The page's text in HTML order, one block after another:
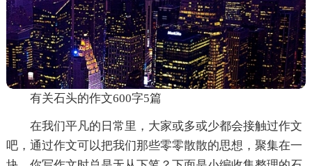
有关石头的作文600字5篇
在我们平凡的日常里，大家或多或少都会接触过作文
吧，通过作文可以把我们那些零零散散的思想，聚集在一